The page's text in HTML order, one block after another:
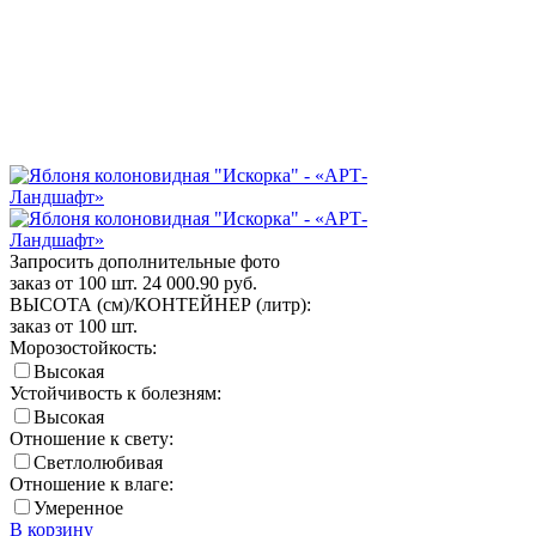
Запросить дополнительные фото
заказ от 100 шт. 24 000.90 руб.
ВЫСОТА (см)/КОНТЕЙНЕР (литр):
заказ от 100 шт.
Морозостойкость:
Высокая
Устойчивость к болезням:
Высокая
Отношение к свету:
Светлолюбивая
Отношение к влаге:
Умеренное
В корзину